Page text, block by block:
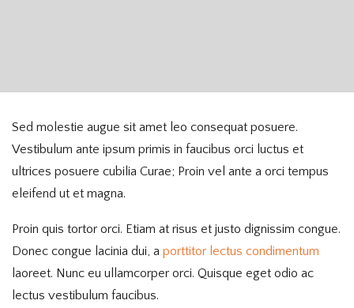
Sed molestie augue sit amet leo consequat posuere.
Vestibulum ante ipsum primis in faucibus orci luctus et
ultrices posuere cubilia Curae; Proin vel ante a orci tempus
eleifend ut et magna.
Proin quis tortor orci. Etiam at risus et justo dignissim congue.
Donec congue lacinia dui, a porttitor lectus condimentum
laoreet. Nunc eu ullamcorper orci. Quisque eget odio ac
lectus vestibulum faucibus.